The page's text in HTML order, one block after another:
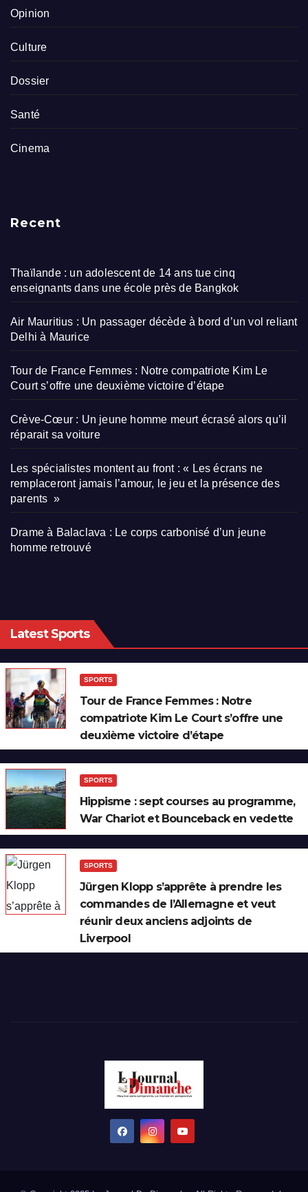
Opinion
Culture
Dossier
Santé
Cinema
Recent
Thaïlande : un adolescent de 14 ans tue cinq
enseignants dans une école près de Bangkok
Air Mauritius : Un passager décède à bord d’un vol reliant
Delhi à Maurice
Tour de France Femmes : Notre compatriote Kim Le
Court s’offre une deuxième victoire d’étape
Crève-Cœur : Un jeune homme meurt écrasé alors qu’il
réparait sa voiture
Les spécialistes montent au front : « Les écrans ne
remplaceront jamais l’amour, le jeu et la présence des
parents »
Drame à Balaclava : Le corps carbonisé d’un jeune
homme retrouvé
Latest Sports
SPORTS
Tour de France Femmes : Notre
compatriote Kim Le Court s’offre une
deuxième victoire d’étape
SPORTS
Hippisme : sept courses au programme,
War Chariot et Bounceback en vedette
SPORTS
Jürgen Klopp s’apprête à prendre les
commandes de l’Allemagne et veut
réunir deux anciens adjoints de
Liverpool